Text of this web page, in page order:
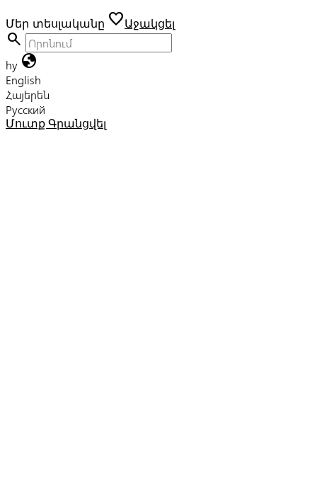
Մեր տեսլականը favoriteԱջակցել
search
hy globe
English
Հայերեն
Русский
Մուտք Գրանցվել